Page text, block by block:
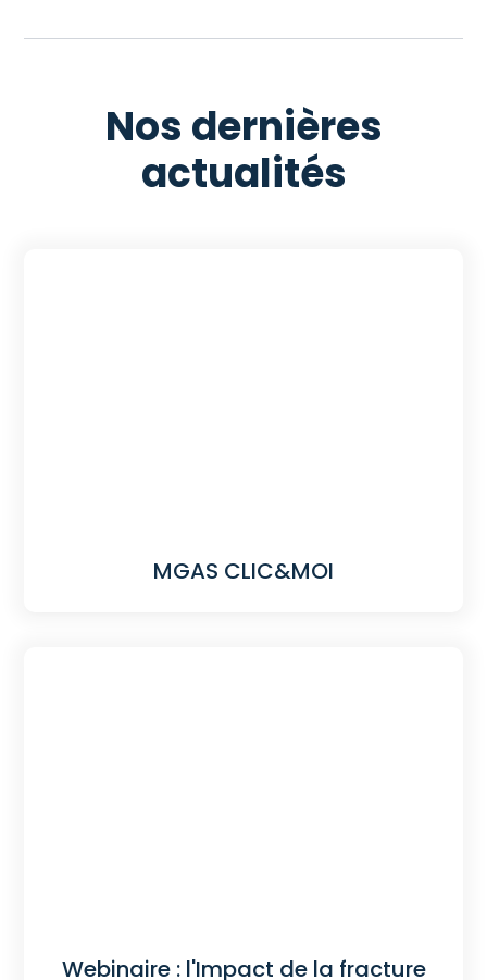
Nos dernières
actualités
MGAS CLIC&MOI
Webinaire : l'Impact de la fracture